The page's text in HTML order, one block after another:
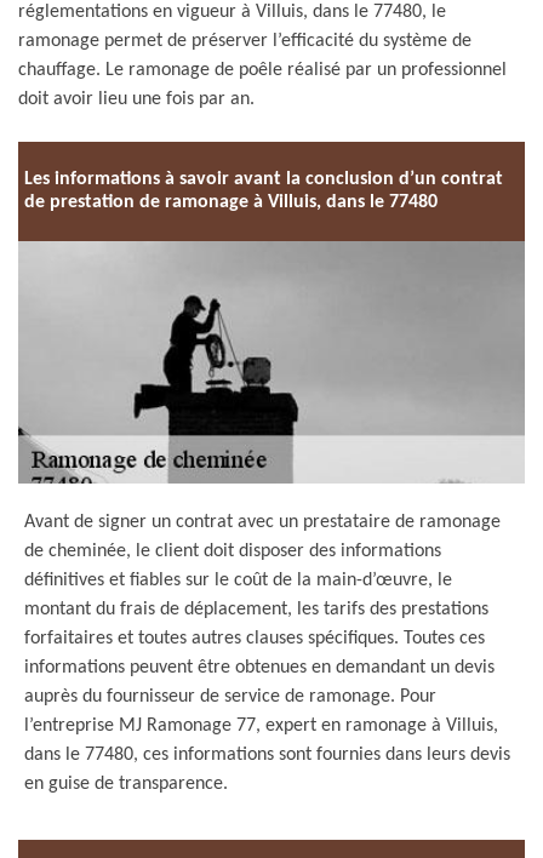
réglementations en vigueur à Villuis, dans le 77480, le
ramonage permet de préserver l’efficacité du système de
chauffage. Le ramonage de poêle réalisé par un professionnel
doit avoir lieu une fois par an.
Les informations à savoir avant la conclusion d’un contrat
de prestation de ramonage à Villuis, dans le 77480
Avant de signer un contrat avec un prestataire de ramonage
de cheminée, le client doit disposer des informations
définitives et fiables sur le coût de la main-d’œuvre, le
montant du frais de déplacement, les tarifs des prestations
forfaitaires et toutes autres clauses spécifiques. Toutes ces
informations peuvent être obtenues en demandant un devis
auprès du fournisseur de service de ramonage. Pour
l’entreprise MJ Ramonage 77, expert en ramonage à Villuis,
dans le 77480, ces informations sont fournies dans leurs devis
en guise de transparence.